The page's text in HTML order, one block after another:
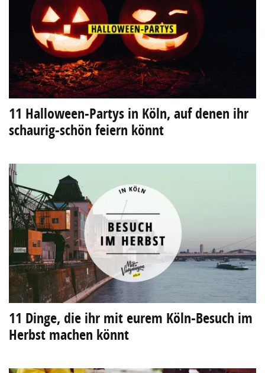
11 Halloween-Partys in Köln, auf denen ihr
schaurig-schön feiern könnt
11 Dinge, die ihr mit eurem Köln-Besuch im
Herbst machen könnt